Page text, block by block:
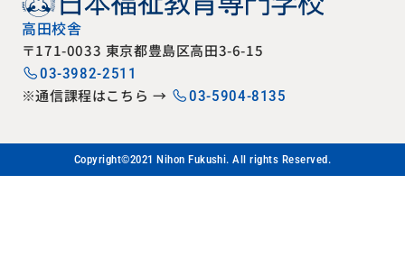
高田校舎
〒171-0033 東京都豊島区高田3-6-15
03-3982-2511
※通信課程はこちら → 03-5904-8135
Copyright©2021 Nihon Fukushi. All rights Reserved.